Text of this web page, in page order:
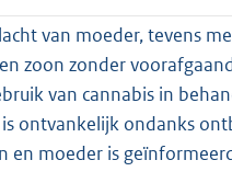
van moeder, tevens
zoon zonder
van cannabis in
ontvankelijk ondanks
en moeder is